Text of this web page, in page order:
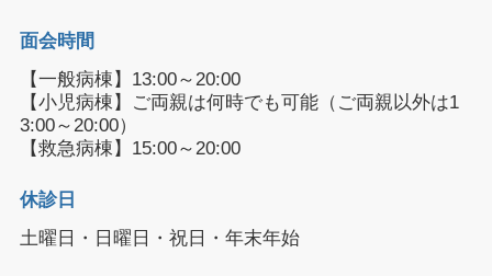
面会時間
【一般病棟】13:00～20:00
【小児病棟】ご両親は何時でも可能（ご両親以外は1
3:00～20:00）
【救急病棟】15:00～20:00
休診日
土曜日・日曜日・祝日・年末年始